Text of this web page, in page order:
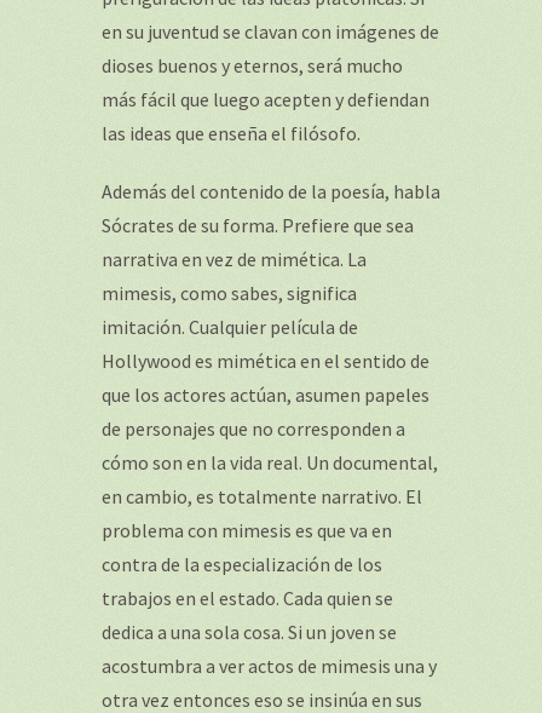
en su juventud se clavan con imágenes de
dioses buenos y eternos, será mucho
más fácil que luego acepten y defiendan
las ideas que enseña el filósofo.
Además del contenido de la poesía, habla
Sócrates de su forma. Prefiere que sea
narrativa en vez de mimética. La
mimesis, como sabes, significa
imitación. Cualquier película de
Hollywood es mimética en el sentido de
que los actores actúan, asumen papeles
de personajes que no corresponden a
cómo son en la vida real. Un documental,
en cambio, es totalmente narrativo. El
problema con mimesis es que va en
contra de la especialización de los
trabajos en el estado. Cada quien se
dedica a una sola cosa. Si un joven se
acostumbra a ver actos de mimesis una y
otra vez entonces eso se insinúa en sus